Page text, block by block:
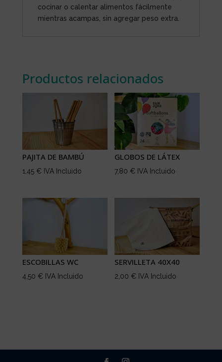
cocinar o calentar alimentos fácilmente
mientras acampas, sin agregar peso extra.
Productos relacionados
PAJITA DE BAMBÚ
1,45 € IVA Incluido
GLOBOS DE LÁTEX
7,80 € IVA Incluido
ESCOBILLAS WC
4,50 € IVA Incluido
SERVILLETA 40X40
2,00 € IVA Incluido